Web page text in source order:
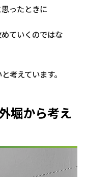
ったときに
めていくのではな
考えています。
堀から考え